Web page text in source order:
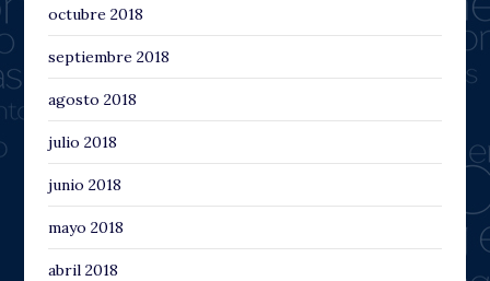
octubre 2018
septiembre 2018
agosto 2018
julio 2018
junio 2018
mayo 2018
abril 2018